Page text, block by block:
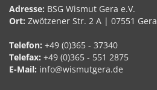
Adresse: BSG Wismut Gera e.V.
Ort: Zwötzener Str. 2 A | 07551 Gera
Telefon: +49 (0)365 - 37340
Telefax: +49 (0)365 - 551 2875
E-Mail: info@wismutgera.de